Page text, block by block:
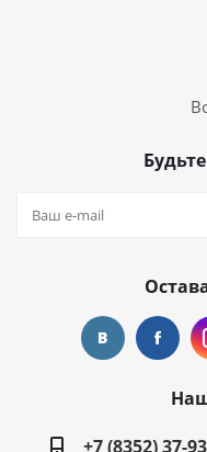
+7 (8352) 37-